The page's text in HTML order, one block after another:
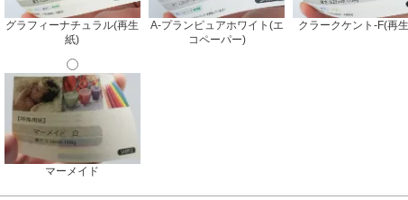
グラフィーナチュラル(再生
紙)
A-プランピュアホワイト(エ
コペーパー)
クラークケント-F(再
マーメイド